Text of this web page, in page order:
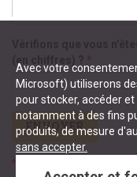
*
ENVOYER
*
Avec votre
Microsoft) utiliserons
pour stocker, accéder
notamment à des fins
produits, de mesure
sans accepter.